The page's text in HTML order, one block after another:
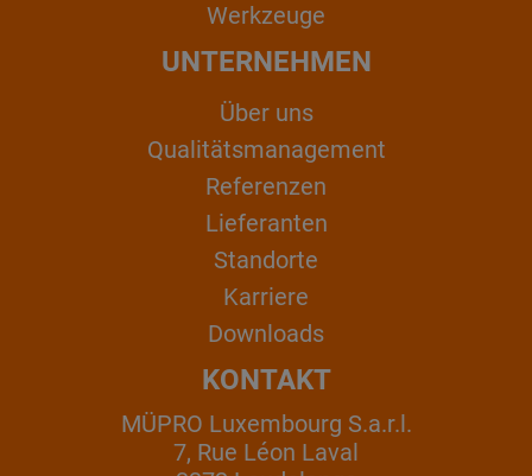
Werkzeuge
UNTERNEHMEN
Über uns
Qualitätsmanagement
Referenzen
Lieferanten
Standorte
Karriere
Downloads
KONTAKT
MÜPRO Luxembourg S.a.r.l.
7, Rue Léon Laval